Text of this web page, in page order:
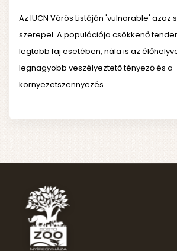
Az IUCN Vörös Listáján 'vulnarable' azaz
szerepel. A populációja csökkenő
legtöbb faj esetében, nála is az
legnagyobb veszélyeztető tényező és a
környezetszennyezés.